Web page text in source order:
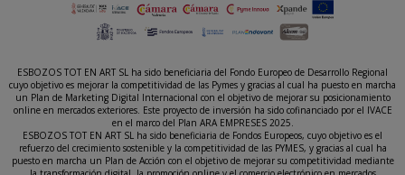
ESBOZOS TOT EN ART SL ha sido beneficiaria del Fondo Europeo de Desarrollo Regional
cuyo objetivo es mejorar la competitividad de las Pymes y gracias al cual ha puesto en marcha
un Plan de Marketing Digital Internacional con el objetivo de mejorar su posicionamiento
online en mercados exteriores. Este proyecto de inversión ha sido cofinanciado por el IVACE
en el marco del Plan ARA EMPRESES 2025.
ESBOZOS TOT EN ART SL ha sido beneficiaria de Fondos Europeos, cuyo objetivo es el
refuerzo del crecimiento sostenible y la competitividad de las PYMES, y gracias al cual ha
puesto en marcha un Plan de Acción con el objetivo de mejorar su competitividad mediante